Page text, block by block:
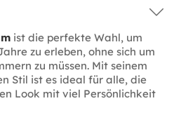
ist die perfekte Wahl, um
zu erleben, ohne sich um
zu müssen. Mit seinem
Stil ist es ideal für alle, die
Look mit viel Persönlichkeit